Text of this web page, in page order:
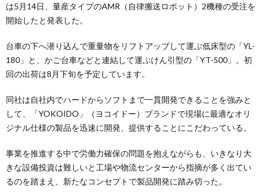
は5月14日、量産タイプのAMR（自律搬送ロボット）2機種の受注を
開始したと発表した。
台車の下へ潜り込んで重量物をリフトアップして運ぶ低床型の「YL-
180」と、かご台車などと連結して運ぶけん引型の「YT-500」。初
回の出荷は8月下旬を予定しています。
同社は自社内でハードからソフトまで一貫開発できることを強みと
して、「YOKOIDO」（ヨコイドー）ブランドで現場に最適なオリ
ジナル仕様の製品を迅速に開発、提供することにこだわっている。
事業を推進する中で労働力確保の問題を抱えながらも、いきなり大
きな設備投資は難しいと工場や物流センターから指摘が多く出てい
るのを踏まえ、新たなコンセプトで製品開発に踏み切った。